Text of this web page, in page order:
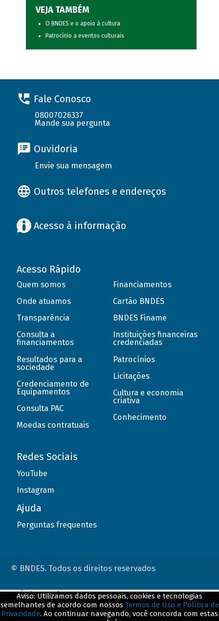
VEJA TAMBÉM
O BNDES e o apoio à cultura
Patrocínio a eventos culturais
Fale Conosco
08007026337
Mande sua pergunta
Ouvidoria
Envie sua mensagem
Outros telefones e endereços
Acesso à informação
Acesso Rápido
Quem somos
Onde atuamos
Transparência
Consulta a
financiamentos
Resultados para a
sociedade
Credenciamento de
Equipamentos
Consulta PAC
Moedas contratuais
Financiamentos
Cartão BNDES
BNDES Finame
Instituições financeiras
credenciadas
Patrocínios
Licitações
Cultura e economia
criativa
Conhecimento
Redes Sociais
YouTube
Instagram
Ajuda
Perguntas frequentes
© BNDES. Todos os direitos reservados
Aviso: Utilizamos dados pessoais, cookies e tecnologias
semelhantes de acordo com nossos Termos de Uso e Política de
Privacidade. Ao continuar navegando, você concorda com estas
ConteÃºdo complementar
${title}${badge}